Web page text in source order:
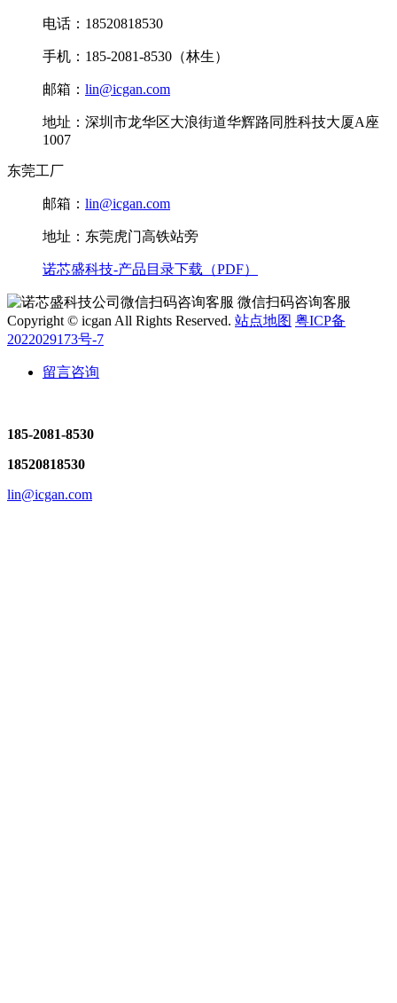
电话：18520818530
手机：185-2081-8530（林生）
邮箱： lin@icgan.com
地址：深圳市龙华区大浪街道华辉路同胜科技大厦A座
1007
东莞工厂
邮箱： lin@icgan.com
地址：东莞虎门高铁站旁
诺芯盛科技-产品目录下载（PDF）
微信扫码咨询客服
Copyright © icgan All Rights Reserved. 站点地图 粤ICP备
2022029173号-7
留言咨询
185-2081-8530
18520818530
lin@icgan.com